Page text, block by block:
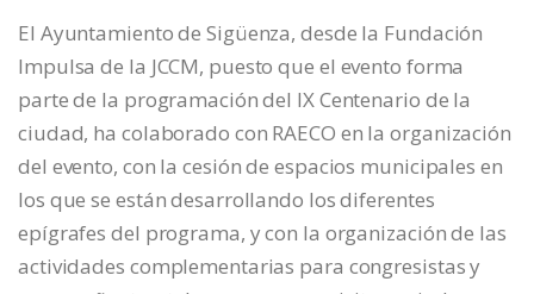
El Ayuntamiento de Sigüenza, desde la Fundación
Impulsa de la JCCM, puesto que el evento forma
parte de la programación del IX Centenario de la
ciudad, ha colaborado con RAECO en la organización
del evento, con la cesión de espacios municipales en
los que se están desarrollando los diferentes
epígrafes del programa, y con la organización de las
actividades complementarias para congresistas y